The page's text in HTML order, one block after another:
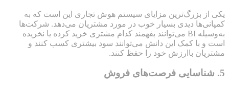
یکی از بزرگ‌ترین مزایای سیستم هوش تجاری این است که به
کمپانی‌ها دیدی بسیار خوب در مورد مشتریان می‌دهد. شرکت‌ها
به‌وسیله BI می‌توانند بفهمند کدام مشتری خرید کرده یا نخریده
است و با کمک این دانش می‌توانند سود بیشتری کسب کنند و
مشتریان باارزش خود را حفظ کنند.
5. شناسایی فرصت‌های فروش